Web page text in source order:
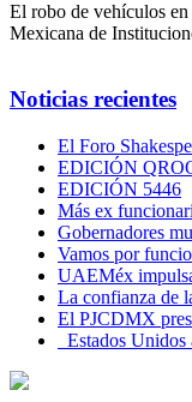
El robo de vehículos
Mexicana de
Noticias recientes
El Foro
EDICIÓN
EDICIÓN 5446
Más ex
Gobernadores
Vamos por
UAEMéx
La confianza de
El PJCDMX
Estados Unidos